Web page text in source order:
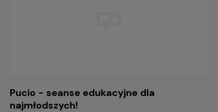
Pucio - seanse edukacyjne dla
najmłodszych!